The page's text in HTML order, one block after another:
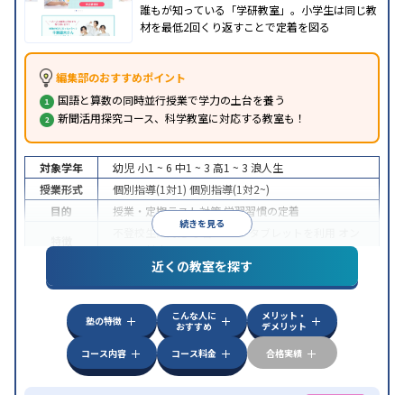
誰もが知っている「学研教室」。小学生は同じ教
材を最低2回くり返すことで定着を図る
編集部のおすすめポイント
国語と算数の同時並行授業で学力の土台を養う
新聞活用探究コース、科学教室に対応する教室も！
続きを見る
対象学年 幼児 小1 ~ 6 中1 ~ 3 高1 ~ 3 浪人生
授業形式
個別指導(1対1) 個別指導(1対2~)
目的
授業・定期テスト対策学習習慣の定着
不登校生に対応学習にPC・タブレットを利用
ライン対応
近くの教室を探す
塾の特徴
こんな人に
おすすめ
メリット・
デメリット
コース内容
コース料金 合格実績